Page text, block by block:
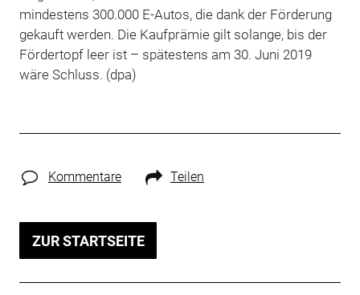
mindestens 300.000 E-Autos, die dank der Förderung
gekauft werden. Die Kaufprämie gilt solange, bis der
Fördertopf leer ist – spätestens am 30. Juni 2019
wäre Schluss. (dpa)
Kommentare Teilen
ZUR STARTSEITE